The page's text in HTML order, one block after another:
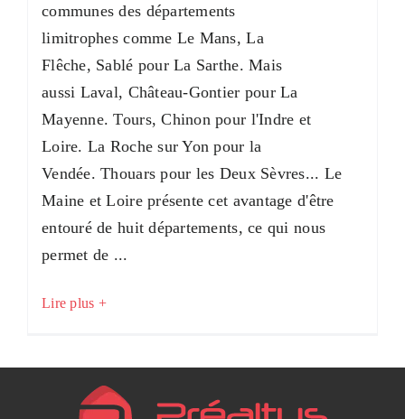
communes des départements
limitrophes comme Le Mans, La
Flêche, Sablé pour La Sarthe. Mais
aussi Laval, Château-Gontier pour La
Mayenne. Tours, Chinon pour l'Indre et
Loire. La Roche sur Yon pour la
Vendée. Thouars pour les Deux Sèvres... Le
Maine et Loire présente cet avantage d'être
entouré de huit départements, ce qui nous
permet de ...
Lire plus +